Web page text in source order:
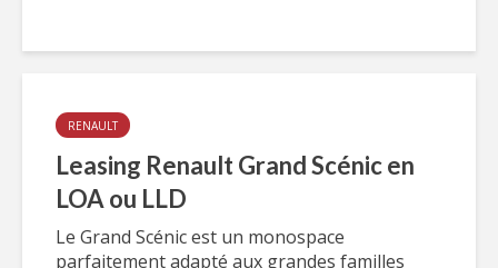
RENAULT
Leasing Renault Grand Scénic en
LOA ou LLD
Le Grand Scénic est un monospace
parfaitement adapté aux grandes familles